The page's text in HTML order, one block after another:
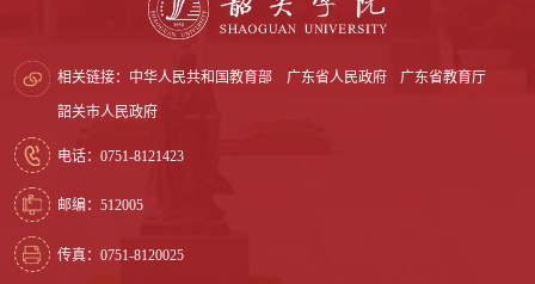
相关链接： 中华人民共和国教育部 广东省人民政府 广东省教育厅
韶关市人民政府
电话：0751-8121423
邮编：512005
传真：0751-8120025